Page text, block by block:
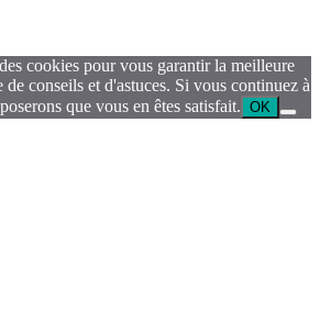
cookies pour vous garantir la meilleure
de conseils et d'astuces. Si vous continuez à
que vous en êtes satisfait. OK